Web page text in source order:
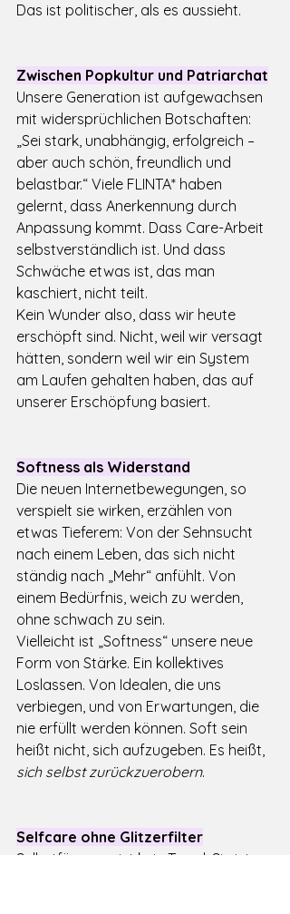
Das ist politischer, als es aussieht.
Zwischen Popkultur und Patriarchat
Unsere Generation ist aufgewachsen
mit widersprüchlichen Botschaften:
„Sei stark, unabhängig, erfolgreich –
aber auch schön, freundlich und
belastbar.“ Viele FLINTA* haben
gelernt, dass Anerkennung durch
Anpassung kommt. Dass Care-Arbeit
selbstverständlich ist. Und dass
Schwäche etwas ist, das man
kaschiert, nicht teilt.
Kein Wunder also, dass wir heute
erschöpft sind. Nicht, weil wir versagt
hätten, sondern weil wir ein System
am Laufen gehalten haben, das auf
unserer Erschöpfung basiert.
Softness als Widerstand
Die neuen Internetbewegungen, so
verspielt sie wirken, erzählen von
etwas Tieferem: Von der Sehnsucht
nach einem Leben, das sich nicht
ständig nach „Mehr“ anfühlt. Von
einem Bedürfnis, weich zu werden,
ohne schwach zu sein.
Vielleicht ist „Softness“ unsere neue
Form von Stärke. Ein kollektives
Loslassen. Von Idealen, die uns
verbiegen, und von Erwartungen, die
nie erfüllt werden können. Soft sein
heißt nicht, sich aufzugeben. Es heißt,
sich selbst zurückzuerobern.
Selfcare ohne Glitzerfilter
Selbstfürsorge ist kein Trend. Sie ist